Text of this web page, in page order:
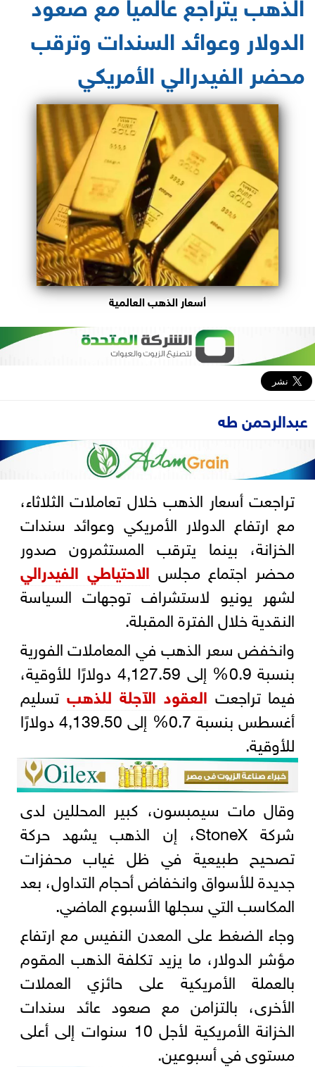
الدولار وعوائد السندات وترقب
محضر الفيدرالي الأمريكي
أسعار الذهب العالمية
عبدالرحمن طه
تراجعت أسعار الذهب خلال تعاملات الثلاثاء،
مع ارتفاع الدولار الأمريكي وعوائد سندات
الخزانة، بينما يترقب المستثمرون صدور
محضر اجتماع مجلس الاحتياطي الفيدرالي
لشهر يونيو لاستشراف توجهات السياسة
النقدية خلال الفترة المقبلة.
وانخفض سعر الذهب في المعاملات الفورية
بنسبة 0.9% إلى 4,127.59 دولارًا للأوقية،
فيما تراجعت العقود الآجلة للذهب تسليم
أغسطس بنسبة 0.7% إلى 4,139.50 دولارًا
للأوقية.
وقال مات سيمبسون، كبير المحللين لدى
شركة StoneX، إن الذهب يشهد حركة
تصحيح طبيعية في ظل غياب محفزات
جديدة للأسواق وانخفاض أحجام التداول، بعد
المكاسب التي سجلها الأسبوع الماضي.
وجاء الضغط على المعدن النفيس مع ارتفاع
مؤشر الدولار، ما يزيد تكلفة الذهب المقوم
بالعملة الأمريكية على حائزي العملات
الأخرى، بالتزامن مع صعود عائد سندات
الخزانة الأمريكية لأجل 10 سنوات إلى أعلى
مستوى في أسبوعين.